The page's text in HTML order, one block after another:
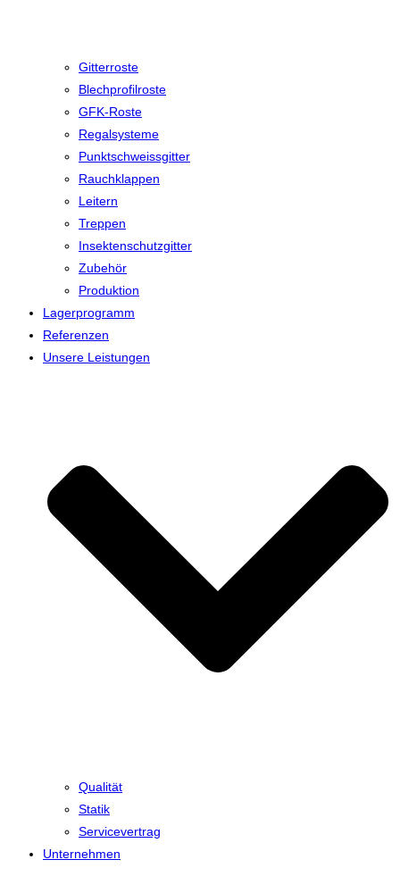
Gitterroste
Blechprofilroste
GFK-Roste
Regalsysteme
Punktschweissgitter
Rauchklappen
Leitern
Treppen
Insektenschutzgitter
Zubehör
Produktion
Lagerprogramm
Referenzen
Unsere Leistungen
Qualität
Statik
Servicevertrag
Unternehmen